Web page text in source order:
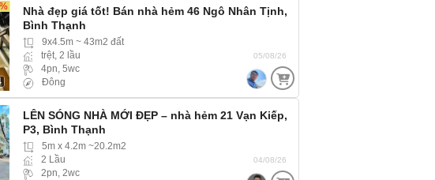
Nhà đẹp giá tốt! Bán nhà hẻm 46 Ngô Nhân Tịnh,
Bình Thạnh
9x4.5m ~ 43m2 đất
trệt, 2 lầu
4pn, 5wc
Đông
05/08/26
LÊN SÓNG NHÀ MỚI ĐẸP – nhà hẻm 21 Vạn Kiếp,
P3, Bình Thạnh
5m x 4.2m ~20.2m2
2 Lầu
2pn, 2wc
04/08/26